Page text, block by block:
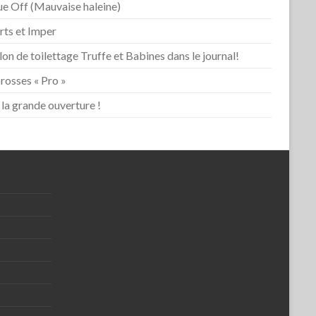
Off (Mauvaise haleine)
et Imper
de toilettage Truffe et Babines dans le journal!
« Pro »
la grande ouverture !